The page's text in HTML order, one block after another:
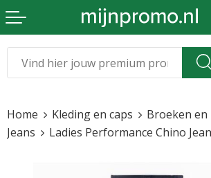
Kleding & caps
Sinterklaas
Home Kleding en caps
Broeken en
Jeans
Ladies Performance Chino